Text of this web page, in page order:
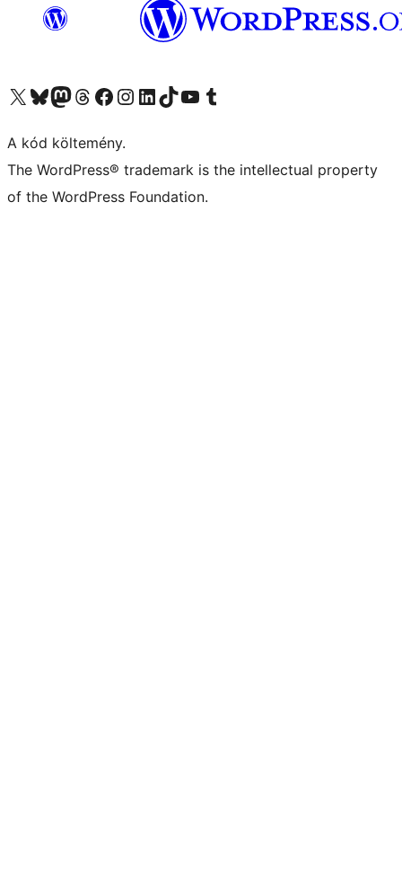
Visit our X (formerly Twitter) account
Visit our Bluesky account
Twitter csatornánk
Visit our Threads account
Facebook oldalunk megtekintése
Visit our Instagram account
Visit our LinkedIn account
Visit our TikTok account
Visit our YouTube channel
Visit our Tumblr account
A kód költemény.
The WordPress® trademark is the intellectual property
of the WordPress Foundation.